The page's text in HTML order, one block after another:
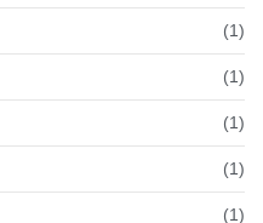
(1)
(1)
(1)
(1)
(1)